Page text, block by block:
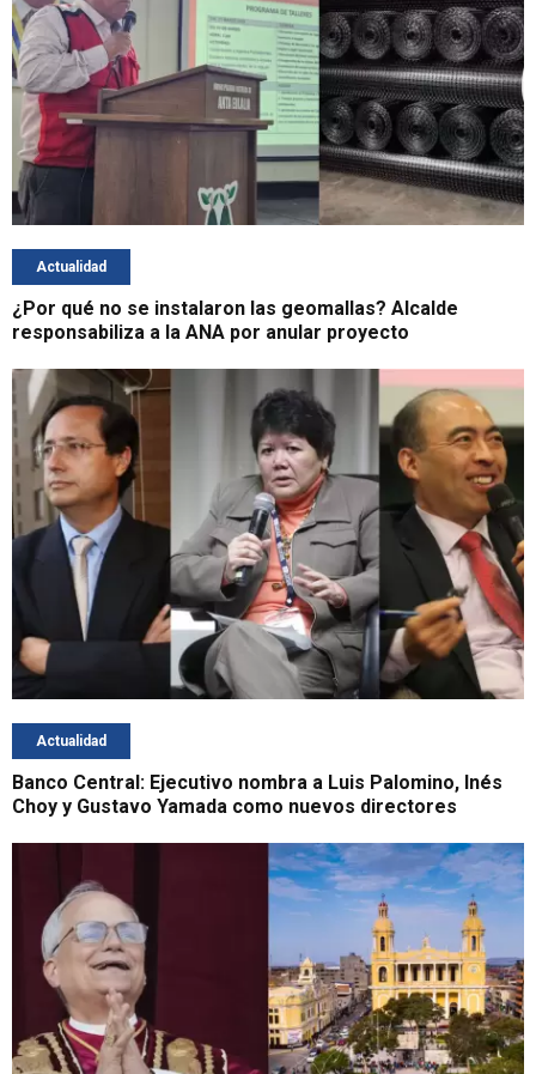
Actualidad
¿Por qué no se instalaron las geomallas? Alcalde
responsabiliza a la ANA por anular proyecto
Actualidad
Banco Central: Ejecutivo nombra a Luis Palomino, Inés
Choy y Gustavo Yamada como nuevos directores